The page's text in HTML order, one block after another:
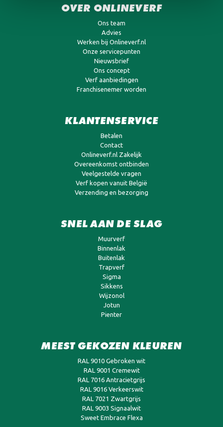
OVER ONLINEVERF
Ons team
Advies
Werken bij Onlineverf.nl
Onze servicepunten
Nieuwsbrief
Ons concept
Verf aanbiedingen
Franchisenemer worden
KLANTENSERVICE
Betalen
Contact
Onlineverf.nl Zakelijk
Overeenkomst ontbinden
Veelgestelde vragen
Verf kopen vanuit België
Verzending en bezorging
SNEL AAN DE SLAG
Muurverf
Binnenlak
Buitenlak
Trapverf
Sigma
Sikkens
Wijzonol
Jotun
Pienter
MEEST GEKOZEN KLEUREN
RAL 9010 Gebroken wit
RAL 9001 Cremewit
RAL 7016 Antracietgrijs
RAL 9016 Verkeerswit
RAL 7021 Zwartgrijs
RAL 9003 Signaalwit
Sweet Embrace Flexa